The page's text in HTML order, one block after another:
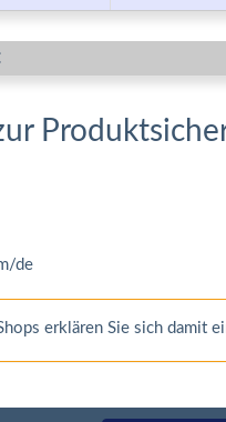
de
erklären Sie sich damit